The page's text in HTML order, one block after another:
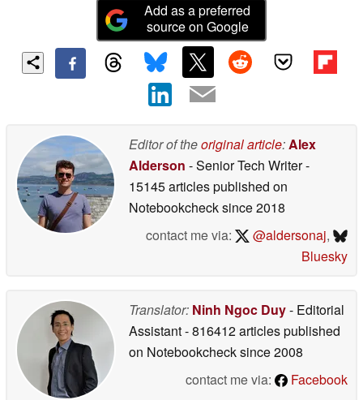
Add as a preferred
source on Google
Editor of theoriginal article:Alex
Alderson - Senior Tech Writer-
15145 articles published on
Notebookchecksince 2018
contact me via:
@aldersonaj,
Bluesky
Translator: Ninh Ngoc Duy- Editorial
Assistant- 816412 articles published
on Notebookchecksince 2008
contact me via:
Facebook